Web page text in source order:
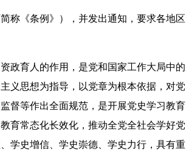
《条例》），并发出通知，要求各地区
育人的作用，是党和国家工作大局中的
义思想为指导，以党章为根本依据，对党
督等作出全面规范，是开展党史学习教育
育常态化长效化，推动全党全社会学好党
学史增信、学史崇德、学史力行，具有重